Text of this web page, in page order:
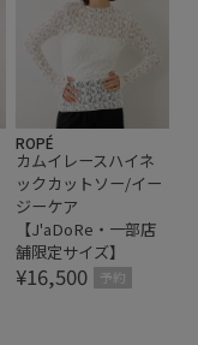
ROPÉ
カムイレースハイネ
ックカットソー/イー
ジーケア
【J'aDoRe・一部店
舗限定サイズ】
¥16,500 予約